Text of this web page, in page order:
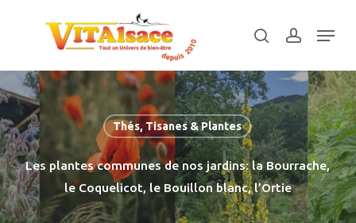
content
searchaccount
Menu
Thés, Tisanes & Plantes
Les plantes communes de nos jardins: la Bourrache,
le Coquelicot, le Bouillon blanc, l’Ortie
Menu